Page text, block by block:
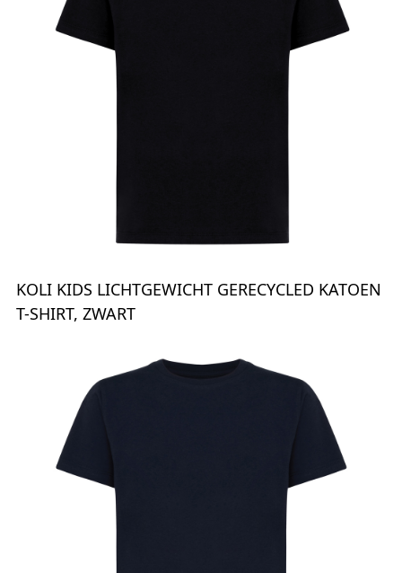
KOLI KIDS LICHTGEWICHT GERECYCLED KATOEN
T-SHIRT, ZWART